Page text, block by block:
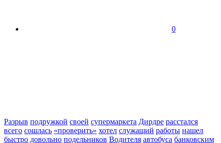
0
Разрыв подружкой своей супермаркета Дирдре расстался
всего сошлась «проверить» хотел служащий работы нашел
быстро довольно подельников Водителя автобуса банковским